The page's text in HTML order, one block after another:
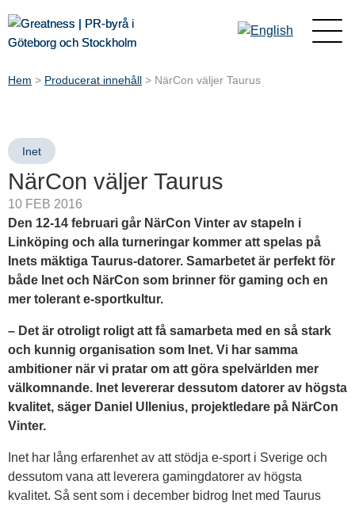
Hem > Producerat innehåll > NärCon väljer Taurus
Inet
NärCon väljer Taurus
10 FEB 2016
Den 12-14 februari går NärCon Vinter av stapeln i
Linköping och alla turneringar kommer att spelas på
Inets mäktiga Taurus-datorer. Samarbetet är perfekt för
både Inet och NärCon som brinner för gaming och en
mer tolerant e-sportkultur.
– Det är otroligt roligt att få samarbeta med en så stark
och kunnig organisation som Inet. Vi har samma
ambitioner när vi pratar om att göra spelvärlden mer
välkomnande. Inet levererar dessutom datorer av högsta
kvalitet, säger Daniel Ullenius, projektledare på NärCon
Vinter.
Inet har lång erfarenhet av att stödja e-sport i Sverige och
dessutom vana att leverera gamingdatorer av högsta
kvalitet. Så sent som i december bidrog Inet med Taurus